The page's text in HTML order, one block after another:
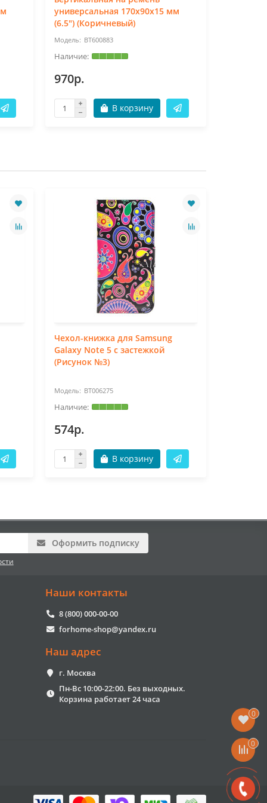
универсальная 170x90x15 мм
(6.5") (Коричневый)
BT600883
970р.
В корзину
Чехол-книжка для Samsung
Galaxy Note 5 с застежкой
(Рисунок №3)
BT006275
574р.
В корзину
Оформить подписку
Наши контакты
8 (800) 000-00-00
forhome-shop@yandex.ru
Наш адрес
г. Москва
Пн-Вс 10:00-22:00. Без выходных.
Корзина работает 24 часа
0
0